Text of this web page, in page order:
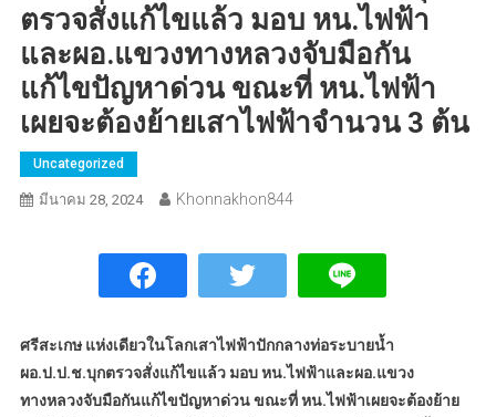
ตรวจสั่งแก้ไขแล้ว มอบ หน.ไฟฟ้า
และผอ.แขวงทางหลวงจับมือกัน
แก้ไขปัญหาด่วน ขณะที่ หน.ไฟฟ้า
เผยจะต้องย้ายเสาไฟฟ้าจำนวน 3 ต้น
Uncategorized
มีนาคม 28, 2024 Khonnakhon844
ศรีสะเกษ แห่งเดียวในโลกเสาไฟฟ้าปักกลางท่อระบายน้ำ
ผอ.ป.ป.ช.บุกตรวจสั่งแก้ไขแล้ว มอบ หน.ไฟฟ้าและผอ.แขวง
ทางหลวงจับมือกันแก้ไขปัญหาด่วน ขณะที่ หน.ไฟฟ้าเผยจะต้องย้าย